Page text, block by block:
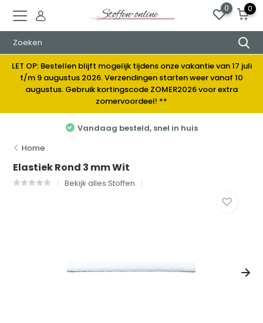
0 0
LET OP: Bestellen blijft mogelijk tijdens onze vakantie van 17 juli
t/m 9 augustus 2026. Verzendingen starten weer vanaf 10
augustus. Gebruik kortingscode ZOMER2026 voor extra
zomervoordeel! **
Vandaag besteld, snel in huis
Home
Elastiek Rond 3 mm Wit
Bekijk alles Stoffen